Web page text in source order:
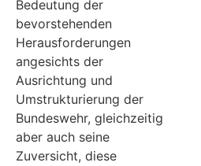
Bedeutung der
bevorstehenden
Herausforderungen
angesichts der
Ausrichtung und
Umstrukturierung der
Bundeswehr, gleichzeitig
aber auch seine
Zuversicht, diese